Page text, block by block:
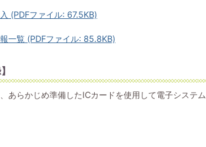
(PDFファイル: 67.5KB)
一覧 (PDFファイル: 85.8KB)
あらかじめ準備したICカードを使用して電子システム